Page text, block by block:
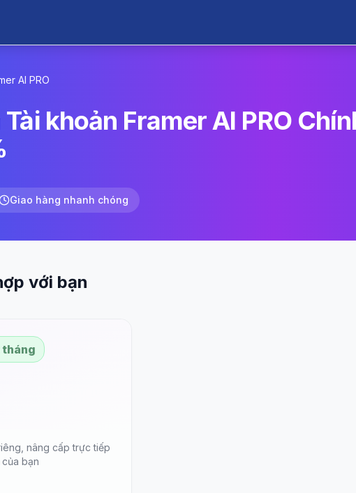
AI PRO
khoản Framer AI PRO
Giao hàng nhanh chóng
với bạn
tháng
nâng cấp trực tiếp
bạn